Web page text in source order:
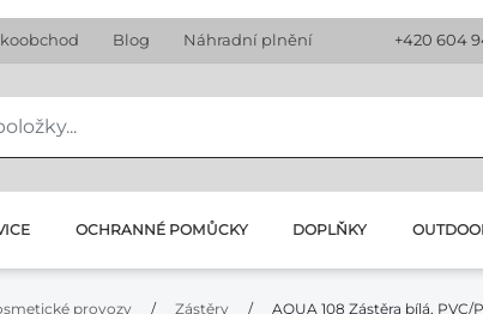
Blog Náhradní plnění +420 604
OCHRANNÉ POMŮCKY DOPLŇKY
provozy / Zástěry / AQUA 108 Zástěra bílá, PVC/